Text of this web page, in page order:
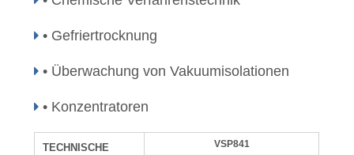
• Gefriertrocknung
• Überwachung von Vakuumisolationen
• Konzentratoren
TECHNISCHE
VSP841